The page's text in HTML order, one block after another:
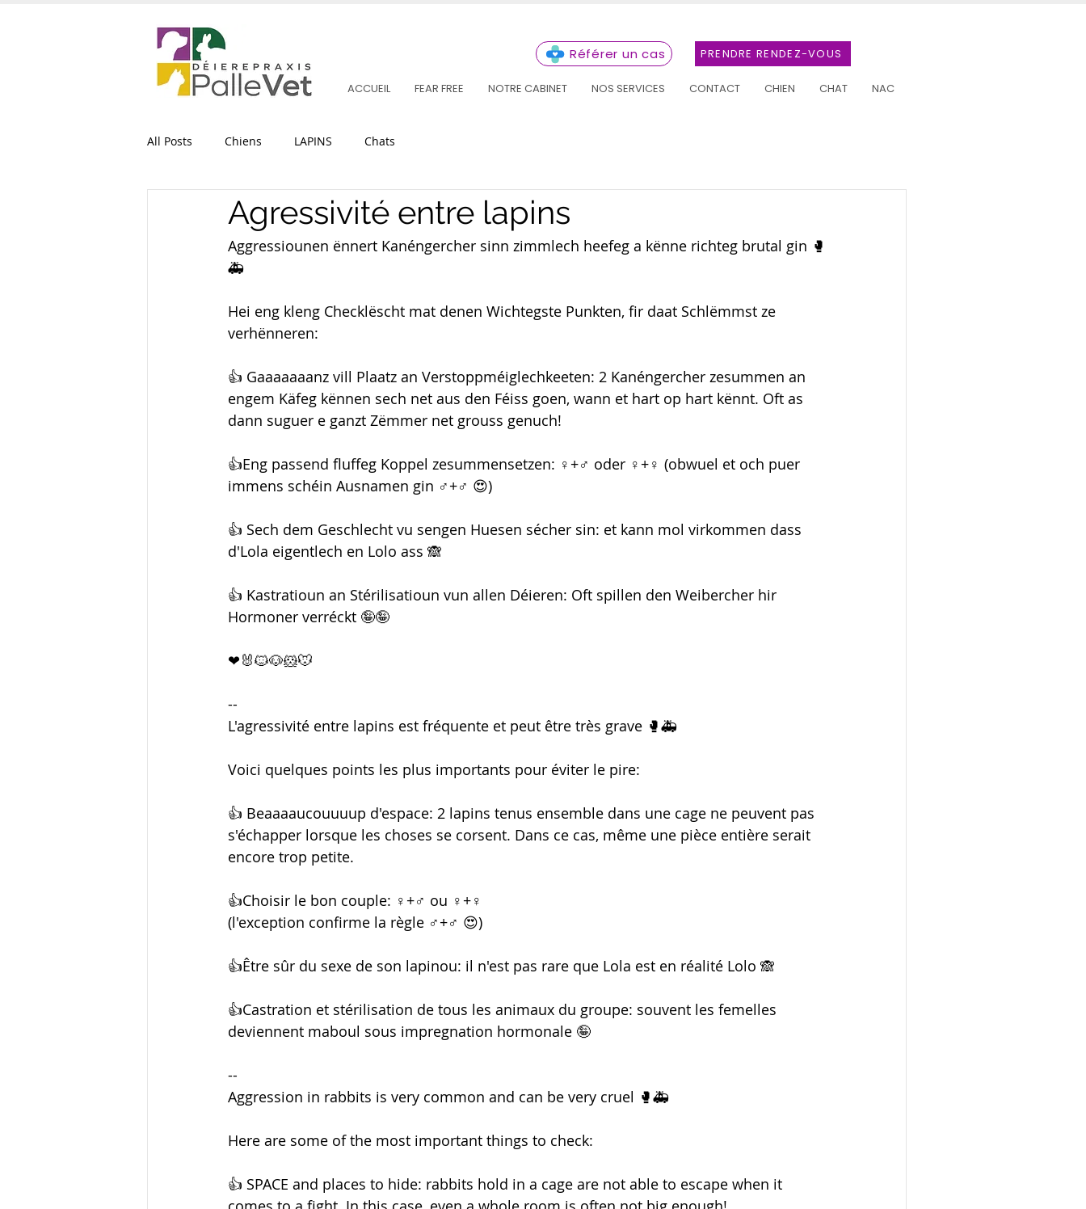
ACCUEIL FEAR FREE NOTRE CABINET NOS SERVICES CONTACT CHIEN CHAT NAC
PRENDRE RENDEZ-VOUS
Référer un cas
All Posts Chiens LAPINS Chats
Agressivité entre lapins
Aggressiounen ënnert Kanéngercher sinn zimmlech heefeg a kënne richteg brutal gin 🥊
🚑
Hei eng kleng Checklëscht mat denen Wichtegste Punkten, fir daat Schlëmmst ze
verhënneren:
👍 Gaaaaaaanz vill Plaatz an Verstoppméiglechkeeten: 2 Kanéngercher zesummen an
engem Käfeg kënnen sech net aus den Féiss goen, wann et hart op hart kënnt. Oft as
dann suguer e ganzt Zëmmer net grouss genuch!
👍Eng passend fluffeg Koppel zesummensetzen: ♀️+♂️ oder ♀️+♀️ (obwuel et och puer
immens schéin Ausnamen gin ♂️+♂️ 😍)
👍 Sech dem Geschlecht vu sengen Huesen sécher sin: et kann mol virkommen dass
d'Lola eigentlech en Lolo ass 🙈
👍 Kastratioun an Stérilisatioun vun allen Déieren: Oft spillen den Weibercher hir
Hormoner verréckt 🤪🤪
❤🐰🐱🐶🐹🐭
--
L'agressivité entre lapins est fréquente et peut être très grave 🥊🚑
Voici quelques points les plus importants pour éviter le pire:
👍 Beaaaaucouuuup d'espace: 2 lapins tenus ensemble dans une cage ne peuvent pas
s'échapper lorsque les choses se corsent. Dans ce cas, même une pièce entière serait
encore trop petite.
👍Choisir le bon couple: ♀️+♂️ ou ♀️+♀️
(l'exception confirme la règle ♂️+♂️ 😍)
👍Être sûr du sexe de son lapinou: il n'est pas rare que Lola est en réalité Lolo 🙈
👍Castration et stérilisation de tous les animaux du groupe: souvent les femelles
deviennent maboul sous impregnation hormonale 🤪
--
Aggression in rabbits is very common and can be very cruel 🥊🚑
Here are some of the most important things to check:
👍 SPACE and places to hide: rabbits hold in a cage are not able to escape when it